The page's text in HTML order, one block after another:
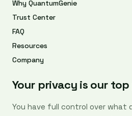
Why QuantumGenie
Trust Center
FAQ
Resources
Company
Your privacy is our
You have full control over what